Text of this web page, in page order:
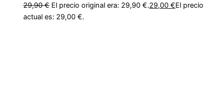
29,90€ El precio original era: 29,90 €.29,00 €El precio
actual es: 29,00 €.